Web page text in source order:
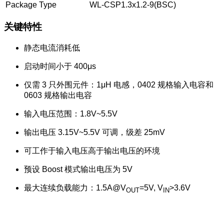
Package Type
WL-CSP1.3x1.2-9(BSC)
关键特性
静态电流消耗低
启动时间小于 400μs
仅需 3 只外围元件：1μH 电感，0402 规格输入电容和
0603 规格输出电容
输入电压范围：1.8V~5.5V
输出电压 3.15V~5.5V 可调，级差 25mV
可工作于输入电压高于输出电压的环境
预设 Boost 模式输出电压为 5V
最大连续负载能力：1.5A@VOUT=5V, V IN>3.6V